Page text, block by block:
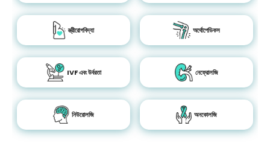
স্ত্রীরোগবিদ্যা অর্থোপেডিকস
IVF এবং উর্বরতা নেফ্রোলজি
নিউরোলজি অনকোলজি